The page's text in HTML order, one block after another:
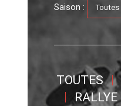
Saison :
TOUTES